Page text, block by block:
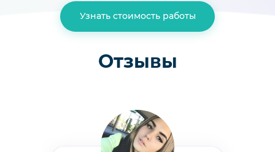
Дипломная работа, оборудование пищевой
Завершён 23 Июня в 16:04
Дипломная работа, логопедия
Завершён 23 Апреля в 20:40
Узнать стоимость работы
Отзывы